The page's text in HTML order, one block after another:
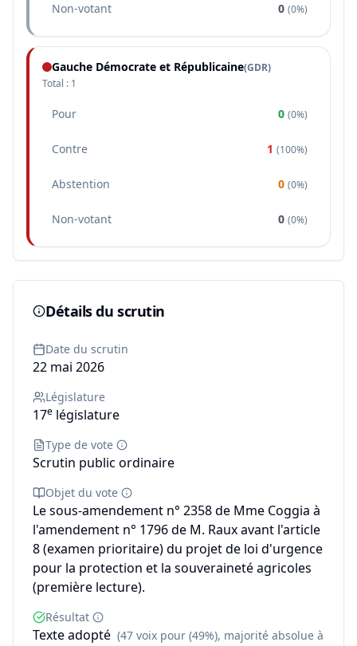
Non-votant 0 (0%)
Gauche Démocrate et Républicaine(GDR)
Total : 1
Pour 0 (0%)
Contre 1 (100%)
Abstention 0 (0%)
Non-votant 0 (0%)
Détails du scrutin
Date du scrutin
22 mai 2026
Législature
17e législature
Type de vote
Scrutin public ordinaire
Objet du vote
Le sous-amendement n° 2358 de Mme Coggia à
l'amendement n° 1796 de M. Raux avant l'article
8 (examen prioritaire) du projet de loi d'urgence
pour la protection et la souveraineté agricoles
(première lecture).
Résultat
Texte adopté (47 voix pour (49%), majorité absolue à